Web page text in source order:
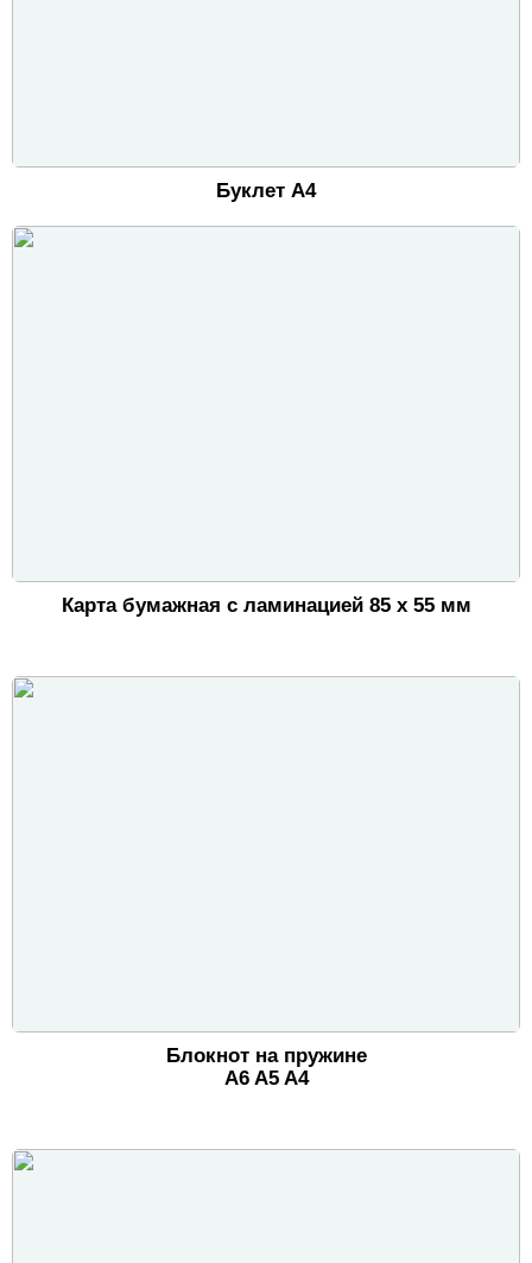
Буклет А4
Карта бумажная с ламинацией 85 х 55 мм
Блокнот на пружине
A6 A5 A4